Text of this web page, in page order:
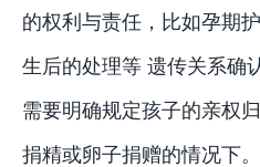
的权利与责任，比如孕期
生后的处理等 遗传关系确
需要明确规定孩子的亲权
捐精或卵子捐赠的情况下。